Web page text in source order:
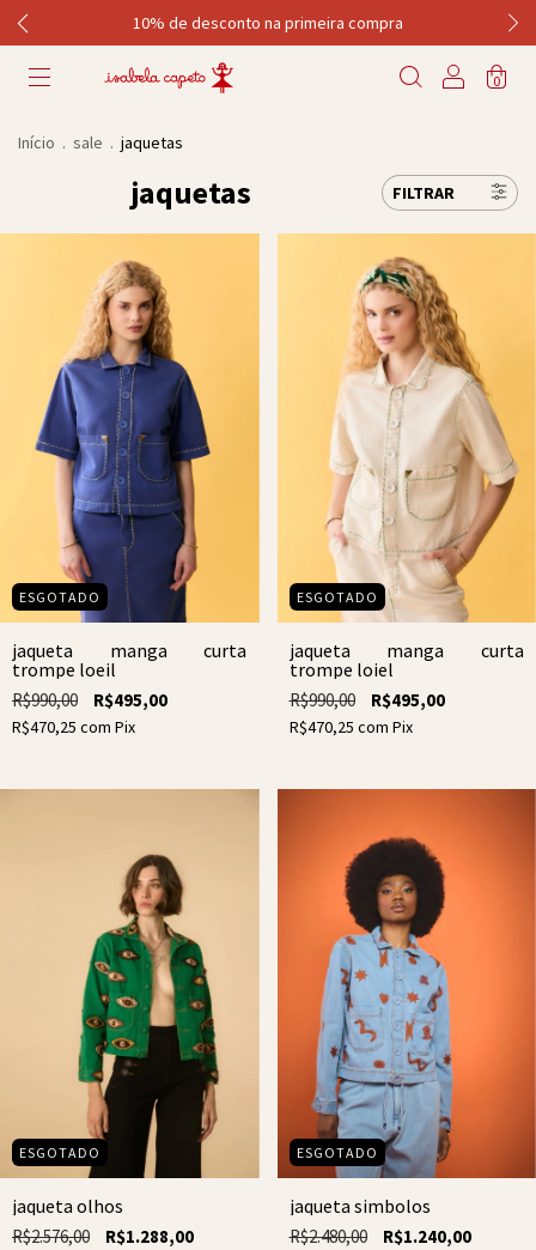
10% de desconto na primeira compra
0
Início . sale . jaquetas
jaquetas FILTRAR
ESGOTADO
jaqueta manga curta
trompe loeil
R$990,00 R$495,00
R$470,25 com Pix
ESGOTADO
jaqueta manga curta
trompe loiel
R$990,00 R$495,00
R$470,25 com Pix
ESGOTADO
jaqueta olhos
R$2.576,00 R$1.288,00
ESGOTADO
jaqueta simbolos
R$2.480,00 R$1.240,00